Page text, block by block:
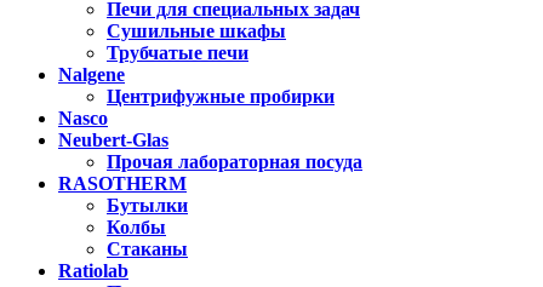
Печи для специальных задач
Сушильные шкафы
Трубчатые печи
Nalgene
Центрифужные пробирки
Nasco
Neubert-Glas
Прочая лабораторная посуда
RASOTHERM
Бутылки
Колбы
Стаканы
Ratiolab